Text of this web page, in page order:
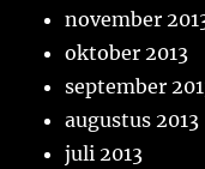
november
oktober 2013
september
augustus 2013
juli 2013